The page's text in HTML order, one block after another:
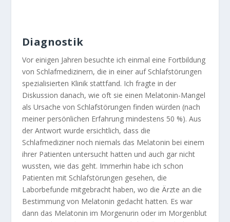
Diagnostik
Vor einigen Jahren besuchte ich einmal eine Fortbildung
von Schlafmedizinern, die in einer auf Schlafstörungen
spezialisierten Klinik stattfand. Ich fragte in der
Diskussion danach, wie oft sie einen Melatonin-Mangel
als Ursache von Schlafstörungen finden würden (nach
meiner persönlichen Erfahrung mindestens 50 %). Aus
der Antwort wurde ersichtlich, dass die
Schlafmediziner noch niemals das Melatonin bei einem
ihrer Patienten untersucht hatten und auch gar nicht
wussten, wie das geht. Immerhin habe ich schon
Patienten mit Schlafstörungen gesehen, die
Laborbefunde mitgebracht haben, wo die Ärzte an die
Bestimmung von Melatonin gedacht hatten. Es war
dann das Melatonin im Morgenurin oder im Morgenblut